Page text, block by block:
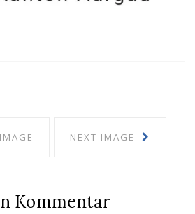
NEXT IMAGE
Kommentar